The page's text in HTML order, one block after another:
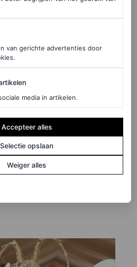
van gerichte advertenties door
media in artikelen.
Accepteer alles
Selectie opslaan
Weiger alles